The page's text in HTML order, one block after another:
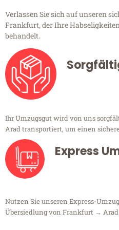
Verlassen Sie sich auf unseren
Frankfurt, der Ihre
behandelt.
Ihr Umzugsgut wird von uns
Arad transportiert, um einen
Express
Nutzen Sie unseren Express-
Übersiedlung von Frankfurt →